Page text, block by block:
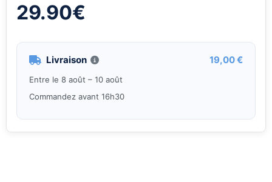
29.90€
Livraison 19,00 €
Entre le 8 août – 10 août
Commandez avant 16h30